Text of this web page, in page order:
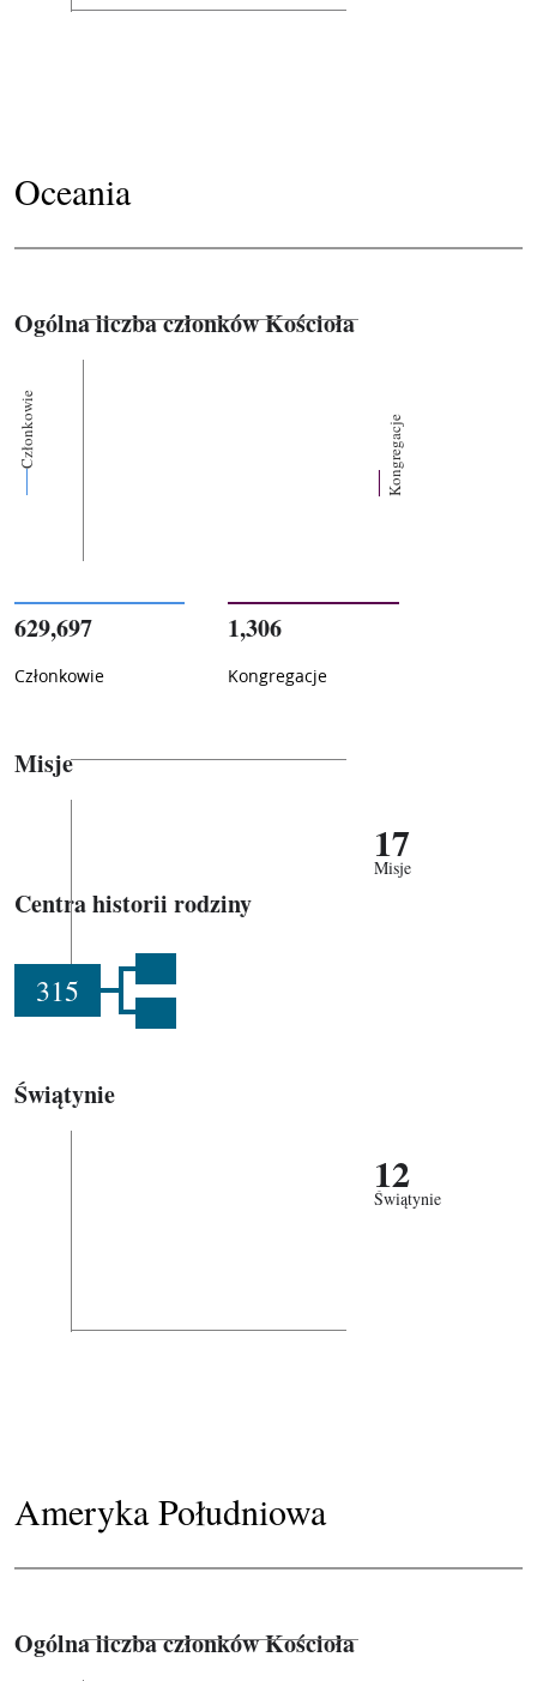
Oceania
Ogólna liczba członków Kościoła
Członkowie Kongregacje
629,697
Członkowie
1,306
Kongregacje
Misje
17
Misje
Centra historii rodziny
315
Świątynie
12
Świątynie
Ameryka Południowa
Ogólna liczba członków Kościoła